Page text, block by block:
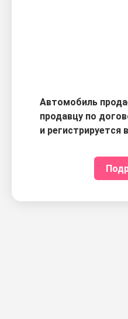
Автомобиль
продавцу по
и регистрируется